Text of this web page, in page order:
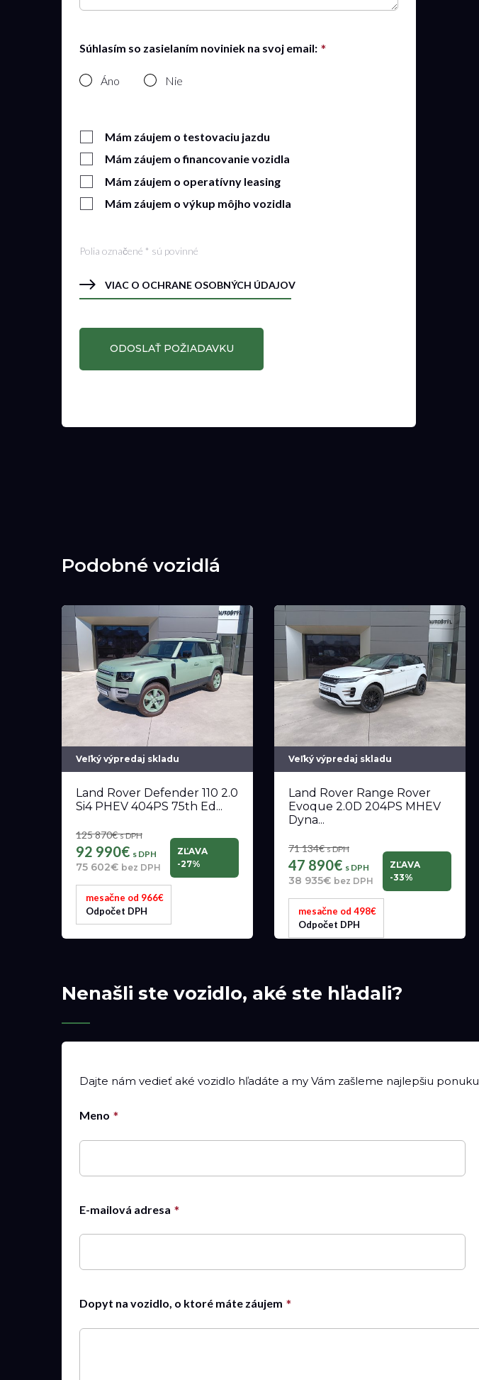
Súhlasím so zasielaním noviniek na svoj email:
Áno Nie
Mám záujem o testovaciu jazdu
Mám záujem o financovanie vozidla
Mám záujem o operatívny leasing
Mám záujem o výkup môjho vozidla
Polia označené * sú povinné
VIAC O OCHRANE OSOBNÝCH ÚDAJOV
Podobné vozidlá
Veľký výpredaj skladu
Land Rover Defender 110 2.0
Si4 PHEV 404PS 75th Ed...
125 870€s DPH
92 990€ s DPH
75 602€ bez DPH
ZĽAVA
-27%
mesačne od 966€
Odpočet DPH
Veľký výpredaj skladu
Land Rover Range Rover
Evoque 2.0D 204PS MHEV
Dyna...
71 134€s DPH
47 890€ s DPH
38 935€ bez DPH
ZĽAVA
-33%
mesačne od 498€
Odpočet DPH
Nenašli ste vozidlo, aké ste hľadali?
Dajte nám vedieť aké vozidlo hľadáte a my Vám zašleme najlepšiu ponuku
Meno
E-mailová adresa
Dopyt na vozidlo, o ktoré máte záujem